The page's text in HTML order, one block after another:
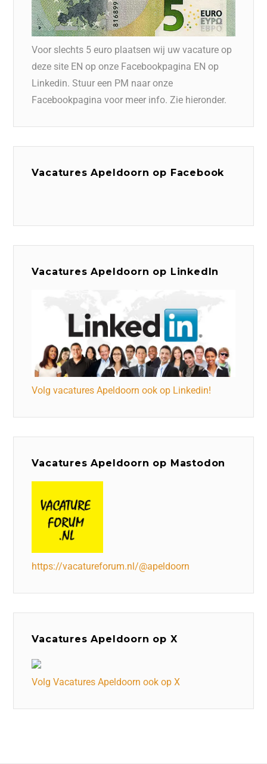
Voor slechts 5 euro plaatsen wij uw vacature op
deze site EN op onze Facebookpagina EN op
Linkedin. Stuur een PM naar onze
Facebookpagina voor meer info. Zie hieronder.
Vacatures Apeldoorn op Facebook
Vacatures Apeldoorn op LinkedIn
Volg vacatures Apeldoorn ook op Linkedin!
Vacatures Apeldoorn op Mastodon
https://vacatureforum.nl/@apeldoorn
Vacatures Apeldoorn op X
Volg Vacatures Apeldoorn ook op X